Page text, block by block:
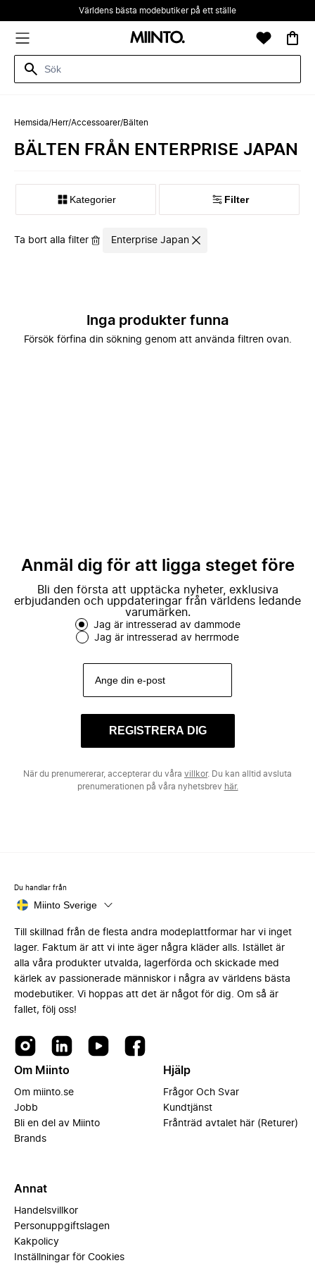
Världens bästa modebutiker på ett ställe
Hemsida/Herr/Accessoarer/Bälten
BÄLTEN FRÅN ENTERPRISE JAPAN
Kategorier Filter
Ta bort alla filter Enterprise Japan
Inga produkter funna
Försök förfina din sökning genom att använda filtren ovan.
Anmäl dig för att ligga steget före
Bli den första att upptäcka nyheter, exklusiva
erbjudanden och uppdateringar från världens ledande
varumärken.
Jag är intresserad av dammode
Jag är intresserad av herrmode
REGISTRERA DIG
När du prenumererar, accepterar du våra villkor. Du kan alltid avsluta
prenumerationen på våra nyhetsbrev här.
Du handlar från
Miinto Sverige
Till skillnad från de flesta andra modeplattformar har vi inget
lager. Faktum är att vi inte äger några kläder alls. Istället är
alla våra produkter utvalda, lagerförda och skickade med
kärlek av passionerade människor i några av världens bästa
modebutiker. Vi hoppas att det är något för dig. Om så är
fallet, följ oss!
Om Miinto
Om miinto.se
Jobb
Bli en del av Miinto
Brands
Hjälp
Frågor Och Svar
Kundtjänst
Frånträd avtalet här (Returer)
Annat
Handelsvillkor
Personuppgiftslagen
Kakpolicy
Inställningar för Cookies